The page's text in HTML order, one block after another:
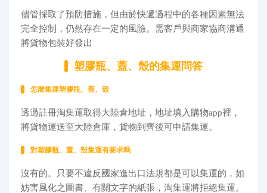
儘管採取了預防措施，但由於快遞過程中的各種因素無法
完全控制，仍然存在一定的風險。需客戶與商家協商溝通
將貨物包裝好發出
塑膠瓶、蓋、殼的集運問答
怎麼集運塑膠瓶、蓋、殼
透過註冊淘集運取得大陸倉地址，地址填入購物app裡，
將貨物運送至大陸倉庫，貨物到齊後可申請集運。
對塑膠瓶、蓋、殼集運有要求嗎
沒有的。只要不違反國家進出口法規都是可以集運的，如
妨害風化之圖書、有關文字的紙張，淘集運將拒絕集運。